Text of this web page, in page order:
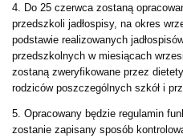
4. Do 25 czerwca zostaną
przedszkoli jadłospisy, na okres
podstawie realizowanych
przedszkolnych w miesiącach
zostaną zweryfikowane przez
rodziców poszczególnych szkół i
5. Opracowany będzie regulamin
zostanie zapisany sposób